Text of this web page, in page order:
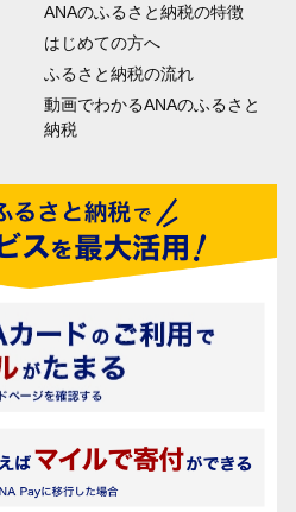
ANAのふるさと納税の特徴
はじめての方へ
ふるさと納税の流れ
動画でわかるANAのふるさと
納税